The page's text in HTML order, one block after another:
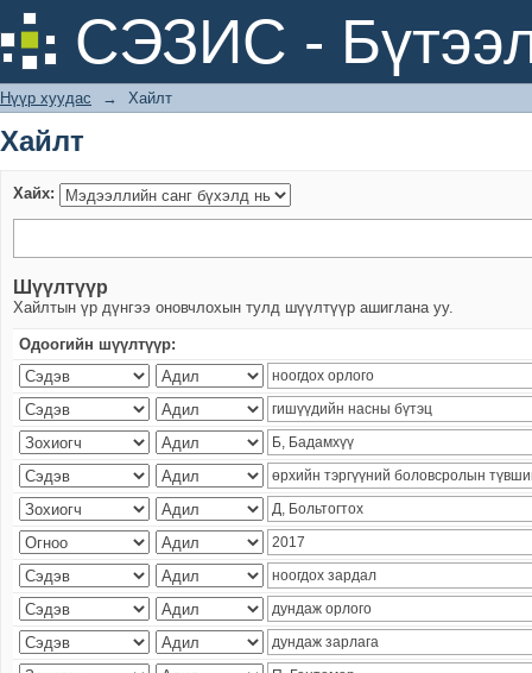
СЭЗИС -
Хайлт
Нүүр хуудас → Хайлт
Хайлт
Хайх:
Шүүлтүүр
Хайлтын үр дүнгээ оновчлохын тулд шүүлтүүр ашиглана уу.
Одоогийн шүүлтүүр: